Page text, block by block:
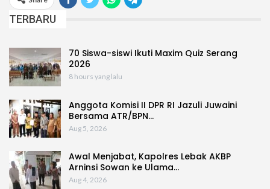
TERBARU
70 Siswa-siswi Ikuti Maxim Quiz Serang
2026
8 hours yang lalu
Anggota Komisi II DPR RI Jazuli Juwaini
Bersama ATR/BPN…
Aug 5, 2026
Awal Menjabat, Kapolres Lebak AKBP
Arninsi Sowan ke Ulama…
Aug 4, 2026